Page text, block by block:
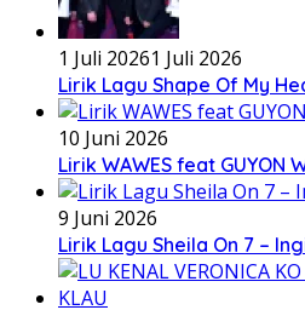
1 Juli 20261 Juli 2026
Lirik Lagu Shape Of My
10 Juni 2026
Lirik WAWES feat GUYON
9 Juni 2026
Lirik Lagu Sheila On 7 –